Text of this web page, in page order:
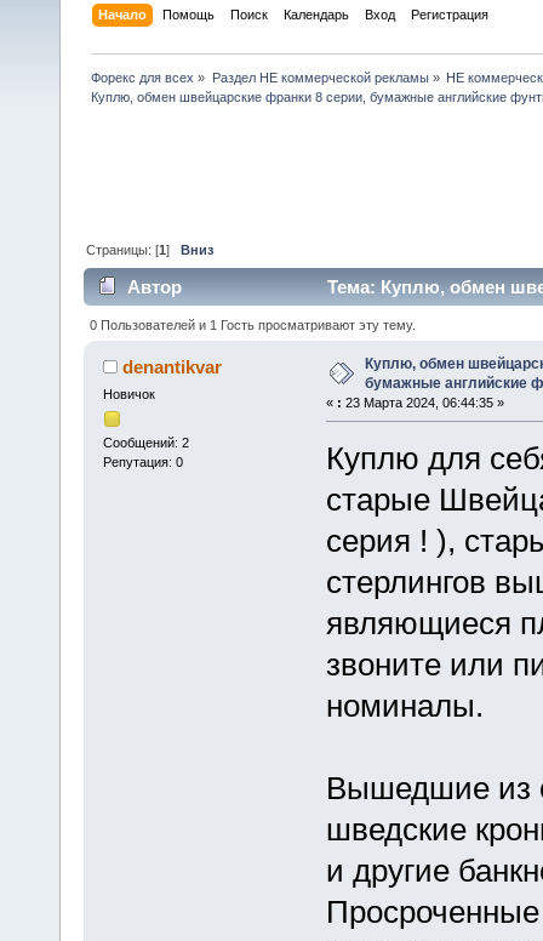
Начало Помощь Поиск Календарь Вход Регистрация
Форекс для всех » Раздел НЕ коммерческой рекламы» НЕ
Куплю, обмен швейцарские франки 8 серии, бумажные английские
Страницы: [1]Вниз
Автор
Тема: Куплю, обмен
(Прочитано 26304 раз)
0 Пользователей и 1 Гость просматривают эту тему.
denantikvar
Новичок
Сообщений: 2
Репутация: 0
Куплю, обмен
бумажные английские
« : 23 Марта 2024, 06:44:35 »
Куплю для
старые
серия ! ),
стерлингов
являющиеся
звоните или
номиналы.
Вышедшие из
шведские
и другие